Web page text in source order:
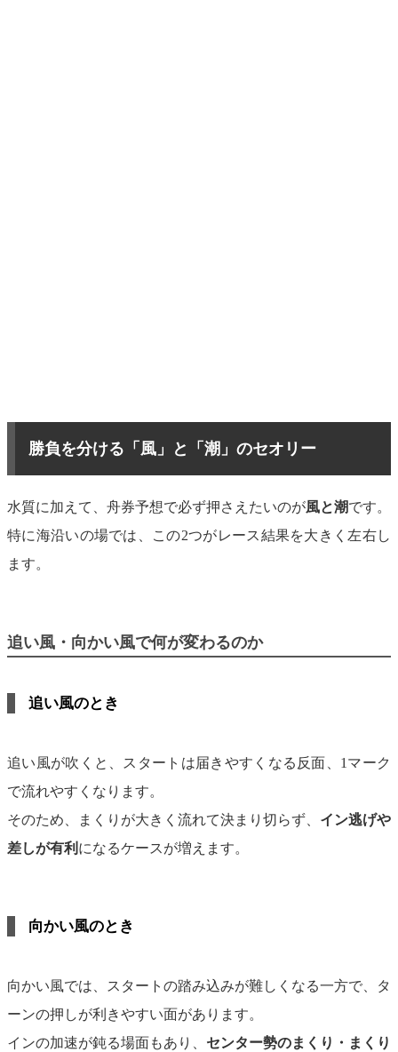
勝負を分ける「風」と「潮」のセオリー
水質に加えて、舟券予想で必ず押さえたいのが風と潮です。
特に海沿いの場では、この2つがレース結果を大きく左右し
ます。
追い風・向かい風で何が変わるのか
追い風のとき
追い風が吹くと、スタートは届きやすくなる反面、1マーク
で流れやすくなります。
そのため、まくりが大きく流れて決まり切らず、 イン逃げや
差しが有利 になるケースが増えます。
向かい風のとき
向かい風では、スタートの踏み込みが難しくなる一方で、タ
ーンの押しが利きやすい面があります。
インの加速が鈍る場面もあり、 センター勢のまくり・まくり